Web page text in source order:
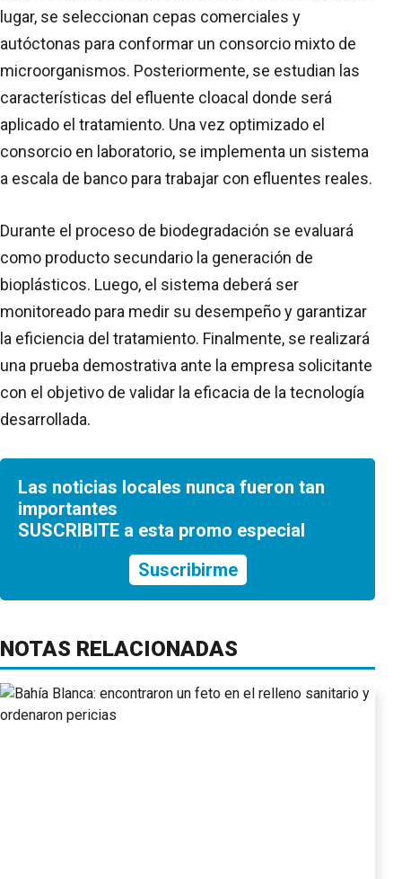
lugar, se seleccionan cepas comerciales y
autóctonas para conformar un consorcio mixto de
microorganismos. Posteriormente, se estudian las
características del efluente cloacal donde será
aplicado el tratamiento. Una vez optimizado el
consorcio en laboratorio, se implementa un sistema
a escala de banco para trabajar con efluentes reales.
Durante el proceso de biodegradación se evaluará
como producto secundario la generación de
bioplásticos. Luego, el sistema deberá ser
monitoreado para medir su desempeño y garantizar
la eficiencia del tratamiento. Finalmente, se realizará
una prueba demostrativa ante la empresa solicitante
con el objetivo de validar la eficacia de la tecnología
desarrollada.
Las noticias locales nunca fueron tan
importantes
SUSCRIBITE a esta promo especial
Suscribirme
NOTAS RELACIONADAS